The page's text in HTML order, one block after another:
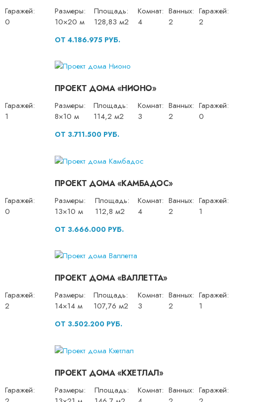
Гаражей:
0
Размеры:
10×20 м
Площадь:
128,83 м2
Комнат:
4
Ванных:
2
Гаражей:
2
ОТ 4.186.975 РУБ.
Гаражей:
1
ПРОЕКТ ДОМА «НИОНО»
Размеры:
8×10 м
Площадь:
114,2 м2
Комнат:
3
Ванных:
2
Гаражей:
0
ОТ 3.711.500 РУБ.
Гаражей:
0
ПРОЕКТ ДОМА «КАМБАДОС»
Размеры:
13×10 м
Площадь:
112,8 м2
Комнат:
4
Ванных:
2
Гаражей:
1
ОТ 3.666.000 РУБ.
Гаражей:
2
ПРОЕКТ ДОМА «ВАЛЛЕТТА»
Размеры:
14×14 м
Площадь:
107,76 м2
Комнат:
3
Ванных:
2
Гаражей:
1
ОТ 3.502.200 РУБ.
Гаражей:
ПРОЕКТ ДОМА «КХЕТЛАЛ»
Размеры:
Площадь:
Комнат: Ванных: Гаражей: